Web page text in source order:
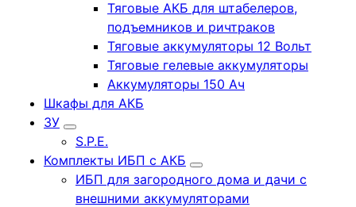
Тяговые АКБ для штабелеров,
подъемников и ричтраков
Тяговые аккумуляторы 12 Вольт
Тяговые гелевые аккумуляторы
Аккумуляторы 150 Ач
Шкафы для АКБ
ЗУ
S.P.E.
Комплекты ИБП с АКБ
ИБП для загородного дома и дачи с
внешними аккумуляторами